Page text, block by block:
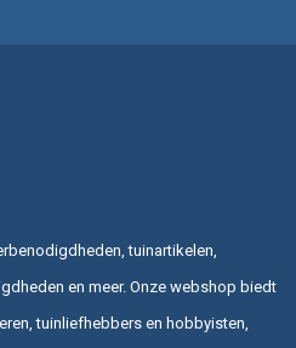
tuinartikelen,
en meer. Onze webshop biedt
tuinliefhebbers en hobbyisten,